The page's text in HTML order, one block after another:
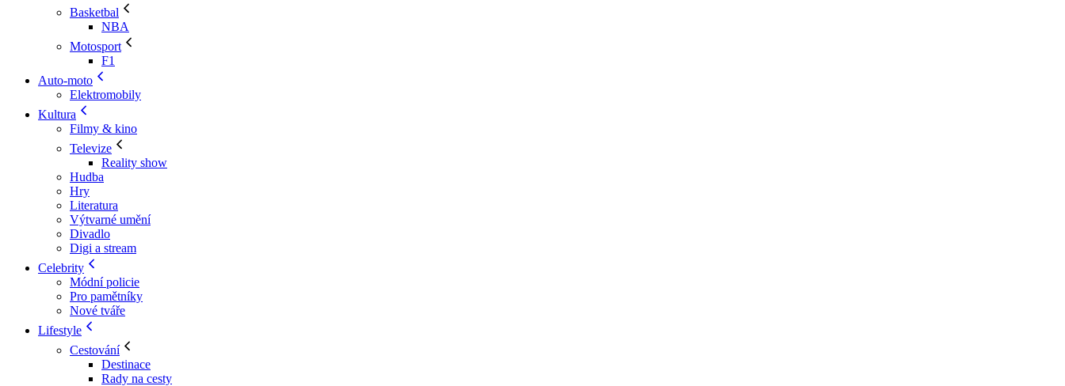
Basketbal
NBA
Motosport
F1
Auto-moto
Elektromobily
Kultura
Filmy & kino
Televize
Reality show
Hudba
Hry
Literatura
Výtvarné umění
Divadlo
Digi a stream
Celebrity
Módní policie
Pro pamětníky
Nové tváře
Lifestyle
Cestování
Destinace
Rady na cesty